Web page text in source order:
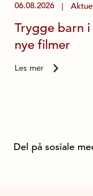
06.08.2026
Trygge barn
nye filmer
Les mer
Del på sosiale